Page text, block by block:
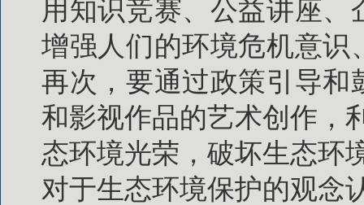
用知识竞赛、公益讲座
增强人们的环境危机意识
再次，要通过政策引导和
和影视作品的艺术创作，
态环境光荣，破坏生态环
对于生态环境保护的观念